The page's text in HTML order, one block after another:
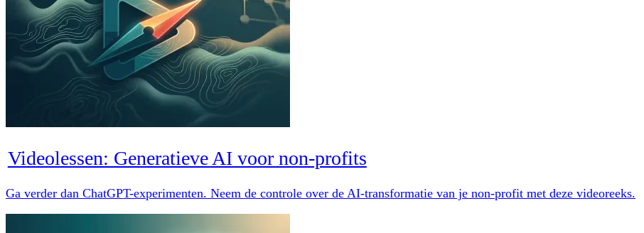
Videolessen: Generatieve AI voor non-profits
Ga verder dan ChatGPT-experimenten. Neem de controle over de AI-transformatie van je non-profit met deze videoreeks.